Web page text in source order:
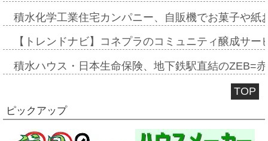
積水化学工業住宅カンパニー、自販機でお菓子や
【トレンドナビ】コネプラのコミュニティ醸成サ
積水ハウス・日本生命保険、地下鉄駅直結のZEB=
TOP
ピックアップ